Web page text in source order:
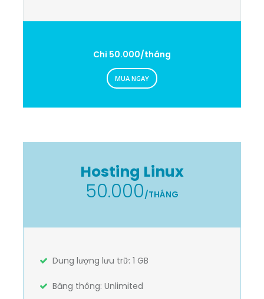
Chỉ 50.000/tháng
MUA NGAY
Hosting Linux
50.000/THÁNG
Dung lượng lưu trữ: 1 GB
Băng thông: Unlimited